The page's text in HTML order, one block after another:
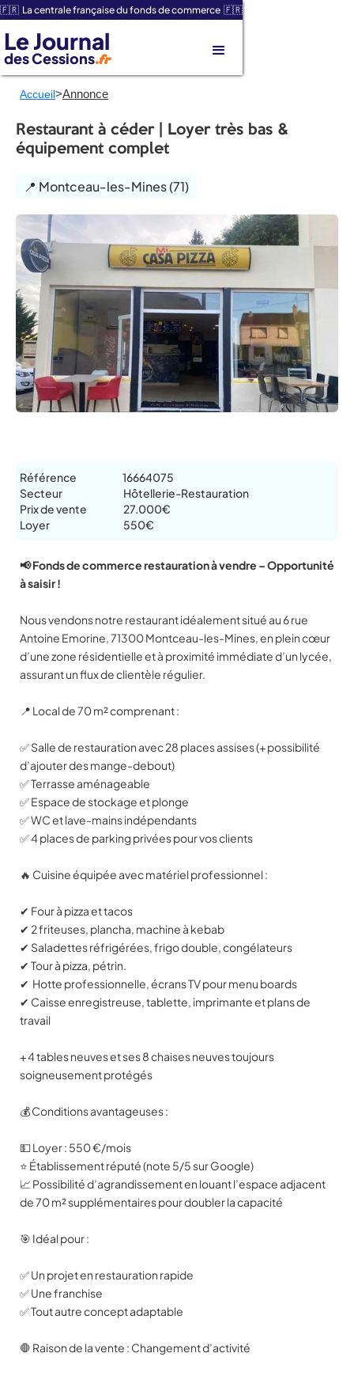
🇫🇷 La centrale française du fonds de commerce 🇫🇷
Le Journal
des Cessions.fr
Accueil>Annonce
Restaurant à céder | Loyer très bas &
équipement complet
📍 Montceau-les-Mines (71)
Référence
Secteur
Prix de vente
Loyer
16664075
Hôtellerie-Restauration
27.000€
550€
📢 Fonds de commerce restauration à vendre – Opportunité
à saisir !
Nous vendons notre restaurant idéalement situé au 6 rue
Antoine Emorine, 71300 Montceau-les-Mines, en plein cœur
d’une zone résidentielle et à proximité immédiate d’un lycée,
assurant un flux de clientèle régulier.
📍 Local de 70 m² comprenant :
✅ Salle de restauration avec 28 places assises (+ possibilité
d’ajouter des mange-debout)
✅ Terrasse aménageable
✅ Espace de stockage et plonge
✅ WC et lave-mains indépendants
✅ 4 places de parking privées pour vos clients
🔥 Cuisine équipée avec matériel professionnel :
✔ Four à pizza et tacos
✔ 2 friteuses, plancha, machine à kebab
✔ Saladettes réfrigérées, frigo double, congélateurs
✔ Tour à pizza, pétrin.
✔ Hotte professionnelle, écrans TV pour menu boards
✔ Caisse enregistreuse, tablette, imprimante et plans de
travail
+ 4 tables neuves et ses 8 chaises neuves toujours
soigneusement protégés
💰 Conditions avantageuses :
💵 Loyer : 550 €/mois
⭐ Établissement réputé (note 5/5 sur Google)
📈 Possibilité d’agrandissement en louant l’espace adjacent
de 70 m² supplémentaires pour doubler la capacité
🎯 Idéal pour :
✅ Un projet en restauration rapide
✅ Une franchise
✅ Tout autre concept adaptable
🛑 Raison de la vente : Changement d’activité